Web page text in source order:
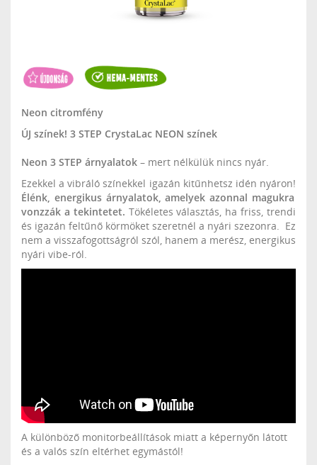
Neon citromfény
ÚJ színek! 3 STEP CrystaLac NEON színek
Neon 3 STEP árnyalatok – mert nélkülük nincs nyár.
Ezekkel a vibráló színekkel igazán kitűnhetsz idén nyáron!
Élénk, energikus árnyalatok, amelyek azonnal magukra
vonzzák a tekintetet. Tökéletes választás, ha friss, trendi
és igazán feltűnő körmöket szeretnél a nyári szezonra. Ez
nem a visszafogottságról szól, hanem a merész, energikus
nyári vibe-ról.
A különböző monitorbeállítások miatt a képernyőn látott
és a valós szín eltérhet egymástól!